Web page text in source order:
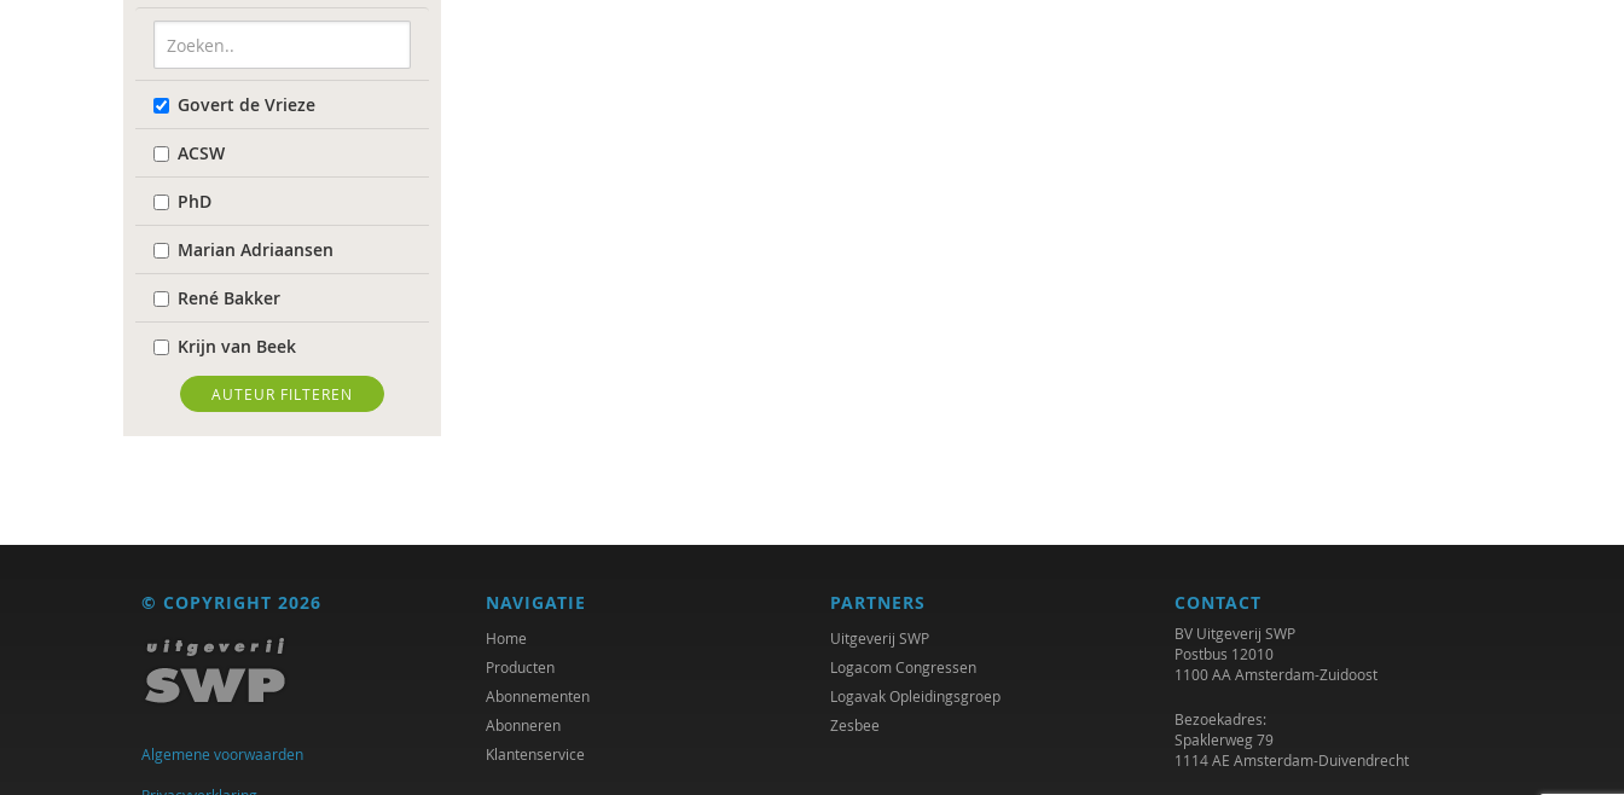
Govert de Vrieze
ACSW
PhD
Marian Adriaansen
René Bakker
Krijn van Beek
Deirdre Beneken genaamd
Kolmer
Anouk Bolsenbroek
Richard Brons
Suzan Brukx
Garina Coenders
AUTEUR FILTEREN
© COPYRIGHT 2026
Algemene voorwaarden
NAVIGATIE
Home
Producten
Abonnementen
Abonneren
Klantenservice
PARTNERS
Uitgeverij SWP
Logacom Congressen
Logavak Opleidingsgroep
Zesbee
CONTACT
BV Uitgeverij SWP
Postbus 12010
1100 AA Amsterdam-Zuidoost
Bezoekadres:
Spaklerweg 79
1114 AE Amsterdam-Duivendrecht